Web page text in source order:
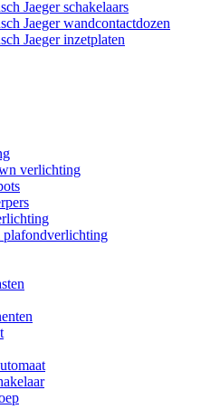
Jaeger schakelaars
Jaeger wandcontactdozen
Jaeger inzetplaten
verlichting